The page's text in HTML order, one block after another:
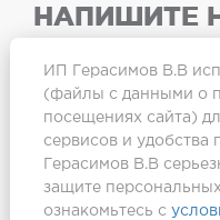
НАПИШИТЕ
ИП Герасимов В.В
(файлы с данными о
посещениях сайта)
сервисов и удобства
Герасимов В.В
защите
ознакомьтесь с